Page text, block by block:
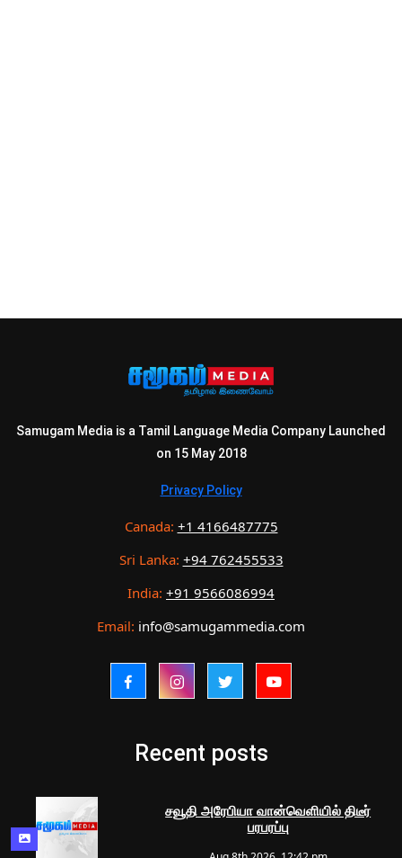
Samugam Media is a Tamil Language Media Company Launched
on 15 May 2018
Privacy Policy
Canada: +1 4166487775
Sri Lanka: +94 762455533
India: +91 9566086994
Email: info@samugammedia.com
Recent posts
சவூதி அரேபியா வான்வெளியில் திடீர்
பரபரப்பு